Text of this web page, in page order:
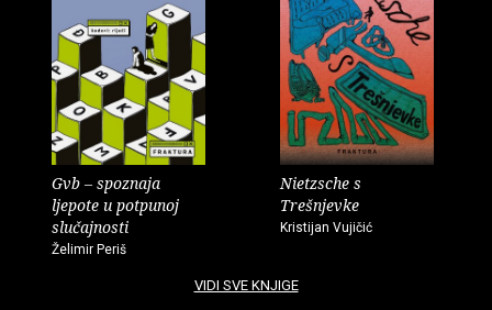
Gvb – spoznaja
ljepote u potpunoj
slučajnosti
Želimir Periš
Nietzsche s
Trešnjevke
Kristijan Vujičić
VIDI SVE KNJIGE